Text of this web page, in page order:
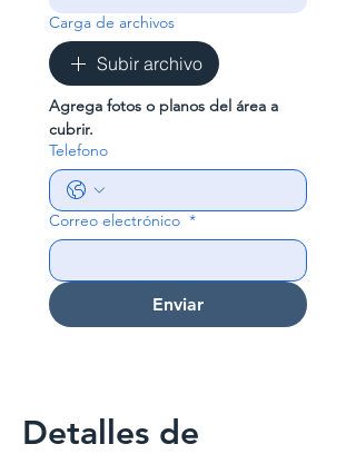
Carga de archivos
Subir archivo
Agrega fotos o planos del área a
cubrir.
Telefono
Correo electrónico *
Enviar
Detalles de